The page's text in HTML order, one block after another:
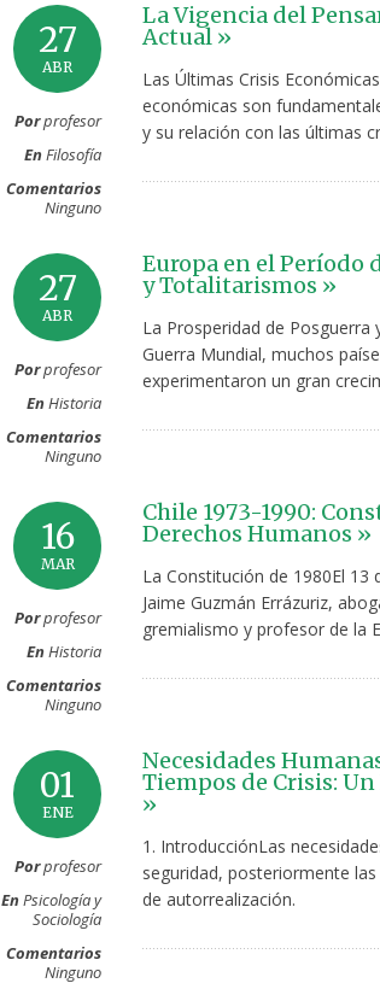
27
ABR
Porprofesor
EnFilosofía
Comentarios
Ninguno
La Vigencia del
Actual »
Las Últimas Crisis
económicas son
y su relación con las últimas
27
ABR
Porprofesor
EnHistoria
Comentarios
Ninguno
Europa en el Período
y Totalitarismos »
La Prosperidad de Posguerra
Guerra Mundial, muchos
experimentaron un gran
16
MAR
Porprofesor
EnHistoria
Comentarios
Ninguno
Chile 1973-1990:
Derechos Humanos »
La Constitución de 1980El 13
Jaime Guzmán Errázuriz,
gremialismo y profesor de la
01
ENE
Porprofesor
EnPsicología y
Sociología
Comentarios
Ninguno
Necesidades
Tiempos de Crisis:
»
1. IntroducciónLas
seguridad, posteriormente
de autorrealización.